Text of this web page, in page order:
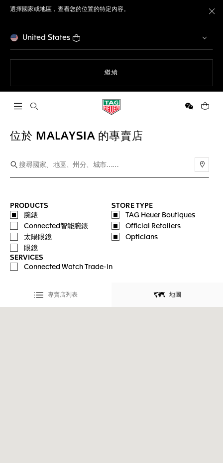
選擇國家或地區，查看您的位置的特定內容。
United States
繼續
開啟搜尋 微信 您的
位於 MALAYSIA 的專賣店
PRODUCTS
腕錶
Connected智能腕錶
太陽眼鏡
眼鏡
STORE TYPE
TAG Heuer Boutiques
Official Retailers
Opticians
SERVICES
Connected Watch Trade-in
專賣店列表 地圖